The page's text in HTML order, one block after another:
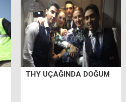
THY UÇAĞINDA DOĞUM